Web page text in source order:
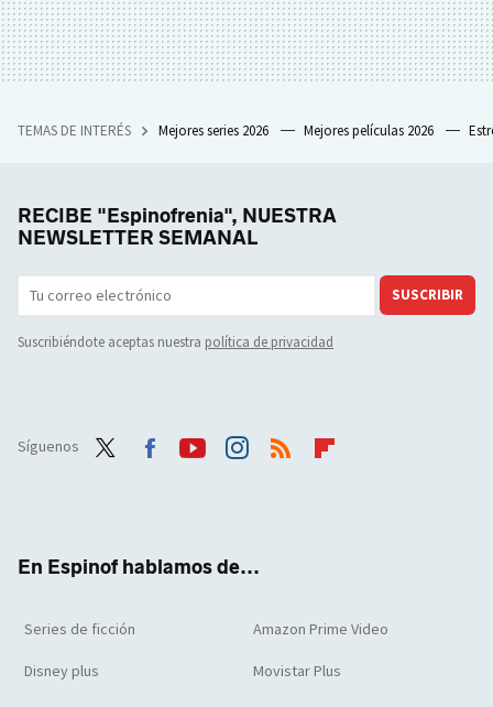
TEMAS DE INTERÉS Mejores series 2026 Mejores películas 2026
RECIBE "Espinofrenia", NUESTRA
NEWSLETTER SEMANAL
SUSCRIBIR
Suscribiéndote aceptas nuestra política de privacidad
Síguenos
En Espinof hablamos de...
Series de ficción Amazon Prime Video
Disney plus Movistar Plus